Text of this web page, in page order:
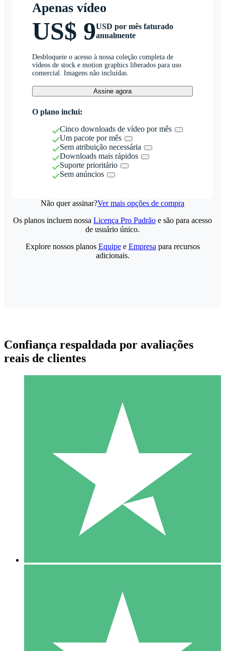
Apenas vídeo
US$ 9USD por mês faturado
anualmente
Desbloqueie o acesso à nossa coleção completa de
vídeos de stock e motion graphics liberados para uso
comercial. Imagens não incluídas.
Assine agora
O plano inclui:
Cinco downloads de vídeo por mês
Um pacote por mês
Sem atribuição necessária
Downloads mais rápidos
Suporte prioritário
Sem anúncios
Não quer assinar?Ver mais opções de compra
Pacotes de Créditos Individuais
Pague conforme o uso com créditos de download. Sem
1000
10 Downloads
20 00
Os planos incluem nossa Licença Pro Padrão e são para acesso
de usuário único.
Explore nossos planos Equipee Empresa para recursos
adicionais.
Confiança respaldada por avaliações
reais de clientes